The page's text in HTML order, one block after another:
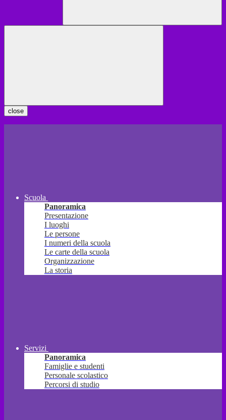
close
Scuola
Panoramica
Presentazione
I luoghi
Le persone
I numeri della scuola
Le carte della scuola
Organizzazione
La storia
Servizi
Panoramica
Famiglie e studenti
Personale scolastico
Percorsi di studio